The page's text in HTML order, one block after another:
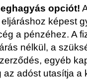
opciót!
képest
a pénzéhez. A
nélkül, a
egyéb
adóst utasítja a